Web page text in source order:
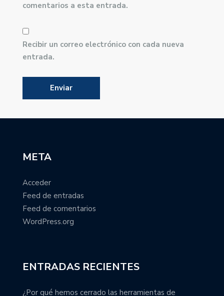
comentarios a esta entrada.
Recibir un correo electrónico con cada nueva
entrada.
META
Acceder
Feed de entradas
Feed de comentarios
WordPress.org
ENTRADAS RECIENTES
¿Por qué hemos cerrado las herramientas de